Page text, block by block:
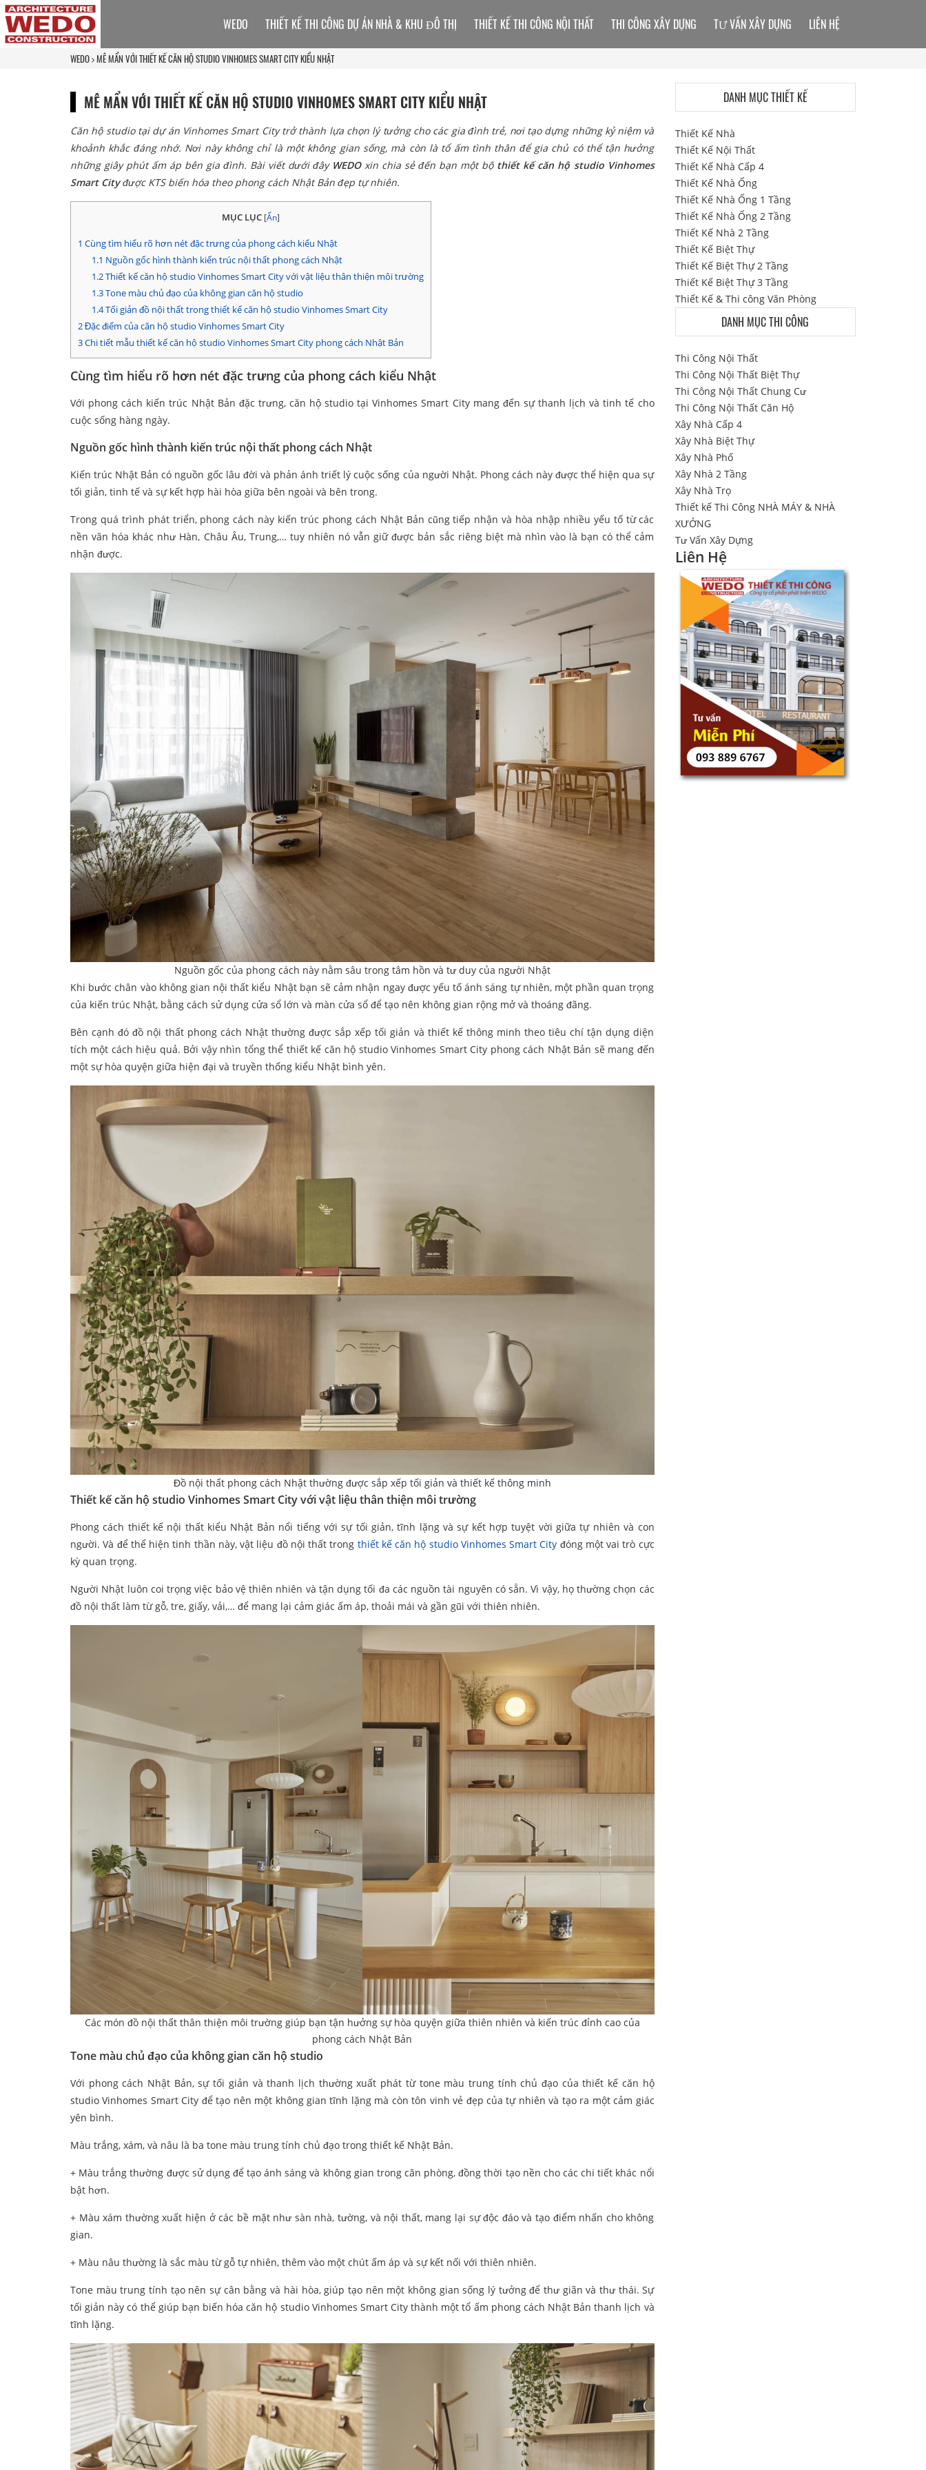
WEDO MÊ MẨN VỚI THIẾT KẾ CĂN HỘ STUDIO VINHOMES SMART CITY KIỂU NHẬT
MÊ MẨN VỚI THIẾT KẾ CĂN HỘ STUDIO VINHOMES SMART CITY KIỂU NHẬT
Căn hộ studio tại dự án Vinhomes Smart City trở thành lựa chọn lý tưởng cho các gia đình trẻ, nơi tạo dựng những kỷ niệm và
khoảnh khắc đáng nhớ. Nơi này không chỉ là một không gian sống, mà còn là tổ ấm tình thân để gia chủ có thể tận hưởng
những giây phút ấm áp bên gia đình. Bài viết dưới đây WEDO xin chia sẻ đến bạn một bộ thiết kế căn hộ studio Vinhomes
Smart Cityđược KTS biến hóa theo phong cách Nhật Bản đẹp tự nhiên.
MỤC LỤC [Ẩn]
1 Cùng tìm hiểu rõ hơn nét đặc trưng của phong cách kiểu Nhật
1.1 Nguồn gốc hình thành kiến trúc nội thất phong cách Nhật
1.2Thiết kế căn hộ studio Vinhomes Smart City với vật liệu thân thiện môi trường
1.3Tone màu chủ đạo của không gian căn hộ studio
1.4Tối giản đồ nội thất trong thiết kế căn hộ studio Vinhomes Smart City
2Đặc điểm của căn hộ studio Vinhomes Smart City
3Chi tiết mẫu thiết kế căn hộ studio Vinhomes Smart City phong cách Nhật Bản
Cùng tìm hiểu rõ hơn nét đặc trưng của phong cách kiểu Nhật
Với phong cách kiến trúc Nhật Bản đặc trưng, căn hộ studio tại Vinhomes Smart City mang đến sự thanh lịch và tinh tế cho
cuộc sống hàng ngày.
Nguồn gốc hình thành kiến trúc nội thất phong cách Nhật
Kiến trúc Nhật Bản có nguồn gốc lâu đời và phản ánh triết lý cuộc sống của người Nhật. Phong cách này được thể hiện qua sự
tối giản, tinh tế và sự kết hợp hài hòa giữa bên ngoài và bên trong.
Trong quá trình phát triển, phong cách này kiến trúc phong cách Nhật Bản cũng tiếp nhận và hòa nhập nhiều yếu tố từ các
nền văn hóa khác như Hàn, Châu Âu, Trung,… tuy nhiên nó vẫn giữ được bản sắc riêng biệt mà nhìn vào là bạn có thể cảm
nhận được.
Nguồn gốc của phong cách này nằm sâu trong tâm hồn và tư duy của người Nhật
Khi bước chân vào không gian nội thất kiểu Nhật bạn sẽ cảm nhận ngay được yếu tố ánh sáng tự nhiên, một phần quan trọng
của kiến trúc Nhật, bằng cách sử dụng cửa sổ lớn và màn cửa sổ để tạo nên không gian rộng mở và thoáng đãng.
Bên cạnh đó đồ nội thất phong cách Nhật thường được sắp xếp tối giản và thiết kế thông minh theo tiêu chí tận dụng diện
tích một cách hiệu quả. Bởi vậy nhìn tổng thể thiết kế căn hộ studio Vinhomes Smart City phong cách Nhật Bản sẽ mang đến
một sự hòa quyện giữa hiện đại và truyền thống kiểu Nhật bình yên.
Đồ nội thất phong cách Nhật thường được sắp xếp tối giản và thiết kế thông minh
Thiết kế căn hộ studio Vinhomes Smart City với vật liệu thân thiện môi trường
Phong cách thiết kế nội thất kiểu Nhật Bản nổi tiếng với sự tối giản, tĩnh lặng và sự kết hợp tuyệt vời giữa tự nhiên và con
người. Và để thể hiện tinh thần này, vật liệu đồ nội thất trong thiết kế căn hộ studio Vinhomes Smart City đóng một vai trò cực
kỳ quan trọng.
Người Nhật luôn coi trọng việc bảo vệ thiên nhiên và tận dụng tối đa các nguồn tài nguyên có sẵn. Vì vậy, họ thường chọn các
đồ nội thất làm từ gỗ, tre, giấy, vải,… để mang lại cảm giác ấm áp, thoải mái và gần gũi với thiên nhiên.
Các món đồ nội thất thân thiện môi trường giúp bạn tận hưởng sự hòa quyện giữa thiên nhiên và kiến trúc đỉnh cao của
phong cách Nhật Bản
Tone màu chủ đạo của không gian căn hộ studio
Với phong cách Nhật Bản, sự tối giản và thanh lịch thường xuất phát từ tone màu trung tính chủ đạo của thiết kế căn hộ
studio Vinhomes Smart City để tạo nên một không gian tĩnh lặng mà còn tôn vinh vẻ đẹp của tự nhiên và tạo ra một cảm giác
yên bình.
Màu trắng, xám, và nâu là ba tone màu trung tính chủ đạo trong thiết kế Nhật Bản.
+ Màu trắng thường được sử dụng để tạo ánh sáng và không gian trong căn phòng, đồng thời tạo nền cho các chi tiết khác nổi
bật hơn.
+ Màu xám thường xuất hiện ở các bề mặt như sàn nhà, tường, và nội thất, mang lại sự độc đáo và tạo điểm nhấn cho không
gian.
+ Màu nâu thường là sắc màu từ gỗ tự nhiên, thêm vào một chút ấm áp và sự kết nối với thiên nhiên.
Tone màu trung tính tạo nên sự cân bằng và hài hòa, giúp tạo nên một không gian sống lý tưởng để thư giãn và thư thái. Sự
tối giản này có thể giúp bạn biến hóa căn hộ studio Vinhomes Smart City thành một tổ ấm phong cách Nhật Bản thanh lịch và
tĩnh lặng.
WEDO THIẾT KẾ THI CÔNG DỰ ÁN NHÀ & KHU ĐÔ THỊ THIẾT KẾ THI CÔNG NỘI THẤT THI CÔNG XÂY DỰNG TƯ VẤN XÂY DỰNG LIÊN HỆ
DANH MỤC THIẾT KẾ
Thiết Kế Nhà
Thiết Kế Nội Thất
Thiết Kế Nhà Cấp 4
Thiết Kế Nhà Ống
Thiết Kế Nhà Ống 1 Tầng
Thiết Kế Nhà Ống 2 Tầng
Thiết Kế Nhà 2 Tầng
Thiết Kế Biệt Thự
Thiết Kế Biệt Thự 2 Tầng
Thiết Kế Biệt Thự 3 Tầng
Thiết Kế & Thi công Văn Phòng
DANH MỤC THI CÔNG
Thi Công Nội Thất
Thi Công Nội Thất Biệt Thự
Thi Công Nội Thất Chung Cư
Thi Công Nội Thất Căn Hộ
Xây Nhà Cấp 4
Xây Nhà Biệt Thự
Xây Nhà Phố
Xây Nhà 2 Tầng
Xây Nhà Trọ
Thiết kế Thi Công NHÀ MÁY & NHÀ
XƯỞNG
Tư Vấn Xây Dựng
Liên Hệ